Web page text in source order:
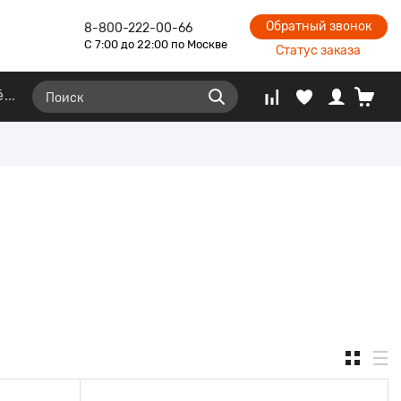
8-800-222-00-66
С 7:00 до 22:00 по Москве
Обратный звонок
Статус заказа